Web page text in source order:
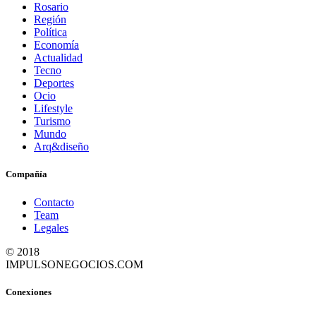
Rosario
Región
Política
Economía
Actualidad
Tecno
Deportes
Ocio
Lifestyle
Turismo
Mundo
Arq&diseño
Compañía
Contacto
Team
Legales
© 2018
IMPULSONEGOCIOS.COM
Conexiones